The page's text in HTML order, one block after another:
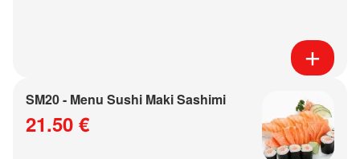
SM20 - Menu Sushi Maki Sashimi
21.50 €